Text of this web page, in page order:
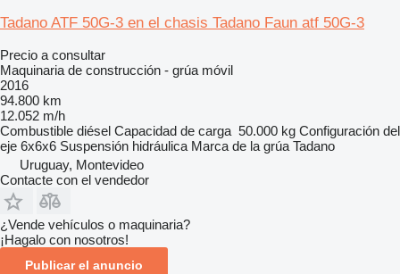
Tadano ATF 50G-3 en el chasis Tadano Faun atf 50G-3
Precio a consultar
Maquinaria de construcción - grúa móvil
2016
94.800 km
12.052 m/h
Combustible diésel Capacidad de carga 50.000 kg Configuración del
eje 6x6x6 Suspensión hidráulica Marca de la grúa Tadano
Uruguay, Montevideo
Contacte con el vendedor
¿Vende vehículos o maquinaria?
¡Hagalo con nosotros!
Publicar el anuncio